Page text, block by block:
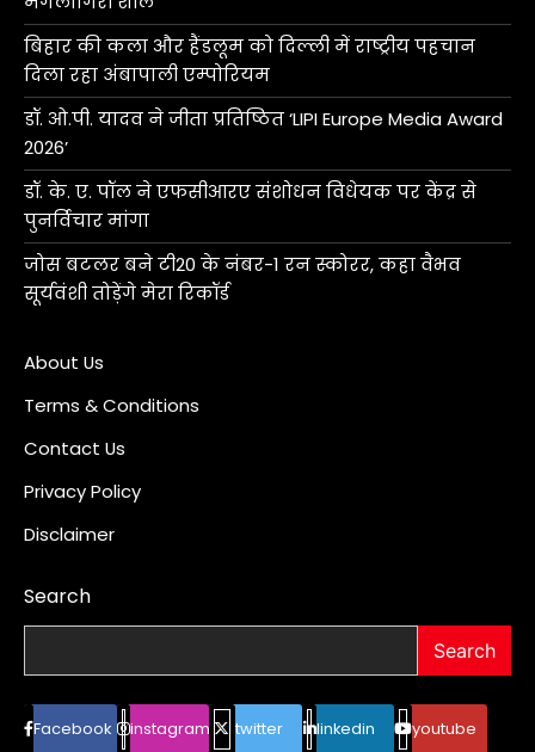
बिहार की कला और हैंडलूम को दिल्ली में राष्ट्रीय पहचान
दिला रहा अंबापाली एम्पोरियम
डॉ. ओ.पी. यादव ने जीता प्रतिष्ठित ‘LIPI Europe Media Award
2026’
डॉ. के. ए. पॉल ने एफसीआरए संशोधन विधेयक पर केंद्र से
पुनर्विचार मांगा
जोस बटलर बने टी20 के नंबर-1 रन स्कोरर, कहा वैभव
सूर्यवंशी तोड़ेंगे मेरा रिकॉर्ड
About Us
Terms & Conditions
Contact Us
Privacy Policy
Disclaimer
Search
Search
Facebook instagram twitter linkedin youtube